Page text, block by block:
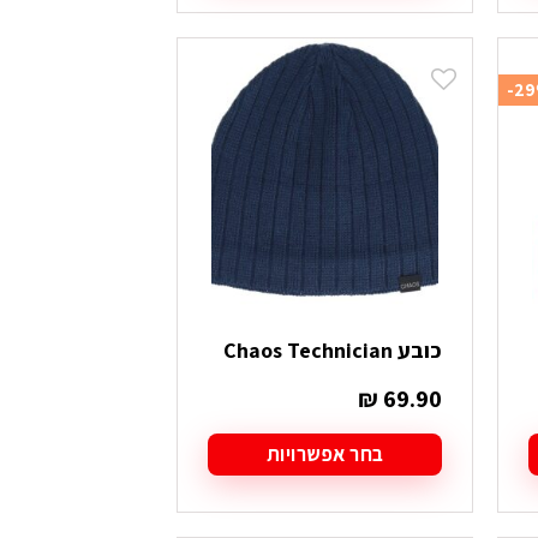
זה
יש
מספר
סוגים.
ניתן
לבחור
האפשרויות
בעמוד
המוצר
-
כובע Chaos Technician
₪ 69.90
בחר אפשרויות
למוצר
זה